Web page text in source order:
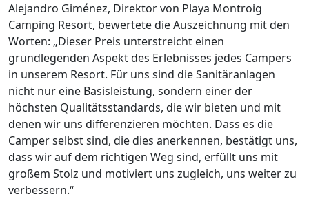
Alejandro Giménez, Direktor von Playa Montroig
Camping Resort, bewertete die Auszeichnung mit den
Worten: „Dieser Preis unterstreicht einen
grundlegenden Aspekt des Erlebnisses jedes Campers
in unserem Resort. Für uns sind die Sanitäranlagen
nicht nur eine Basisleistung, sondern einer der
höchsten Qualitätsstandards, die wir bieten und mit
denen wir uns differenzieren möchten. Dass es die
Camper selbst sind, die dies anerkennen, bestätigt uns,
dass wir auf dem richtigen Weg sind, erfüllt uns mit
großem Stolz und motiviert uns zugleich, uns weiter zu
verbessern.“